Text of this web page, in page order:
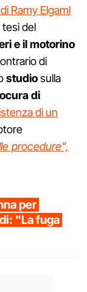
Ramy Elgaml
tesi del
e il motorino
di
studiosulla
di
di un
procedure",
per
"La fuga